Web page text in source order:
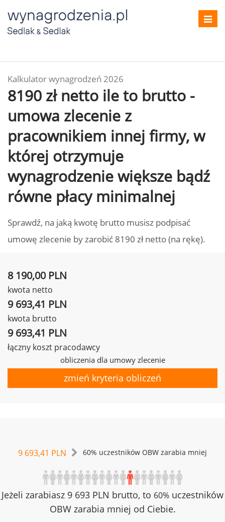
Kalkulator wynagrodzeń 2026
8190 zł netto ile to brutto -
umowa zlecenie z
pracownikiem innej firmy, w
której otrzymuje
wynagrodzenie większe bądź
równe płacy minimalnej
Sprawdź, na jaką kwotę brutto musisz podpisać
umowę zlecenie by zarobić 8190 zł netto (na rękę).
8 190,00 PLN
kwota netto
9 693,41 PLN
kwota brutto
9 693,41 PLN
łączny koszt pracodawcy
obliczenia dla umowy zlecenie
zmień kryteria obliczeń
9 693,41 PLN 60% uczestników OBW zarabia mniej
Jeżeli zarabiasz 9 693 PLN brutto, to 60% uczestników
OBW zarabia mniej od Ciebie.